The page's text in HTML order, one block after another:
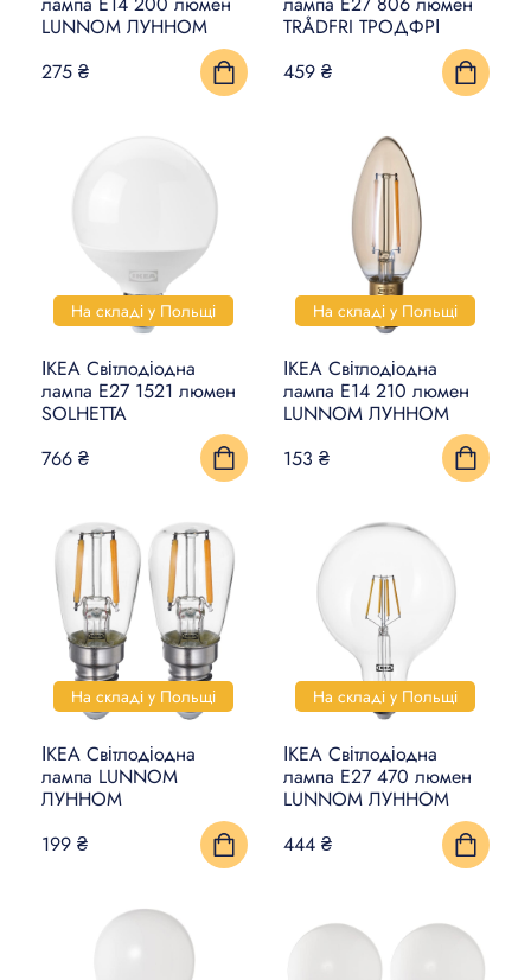
LUNNOM ЛУННОМ
275 ₴
TRÅDFRI ТРОДФРІ
459 ₴
На складі у Польщі
ІКЕА Світлодіодна
лампа E27 1521 люмен
SOLHETTA
766 ₴
На складі у Польщі
ІКЕА Світлодіодна
лампа E14 210 люмен
LUNNOM ЛУННОМ
153 ₴
На складі у Польщі
ІКЕА Світлодіодна
лампа LUNNOM
ЛУННОМ
199 ₴
На складі у Польщі
ІКЕА Світлодіодна
лампа E27 470 люмен
LUNNOM ЛУННОМ
444 ₴